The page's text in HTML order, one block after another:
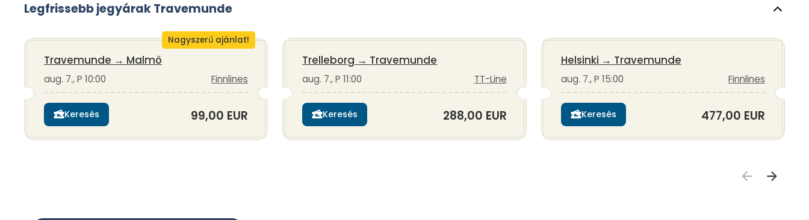
Legfrissebb jegyárak Travemunde
Nagyszerű ajánlat!
Travemunde → Malmö
aug. 7., P 10:00 Finnlines
Keresés 99,00 EUR
Trelleborg → Travemunde
aug. 7., P 11:00 TT-Line
Keresés 288,00 EUR
Helsinki → Travemunde
aug. 7., P 15:00 Finnlines
Keresés 477,00 EUR